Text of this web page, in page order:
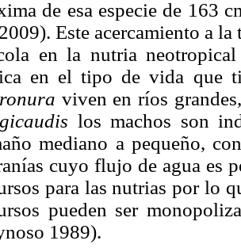
de esa especie de 163
2009). Este acercamiento a
en la nutria
en el tipo de vida que
viven en ríos
los machos son
mediano a pequeño,
cuyo flujo de agua es
para las nutrias por lo
pueden ser
1989).